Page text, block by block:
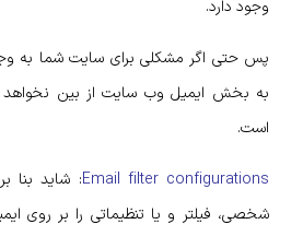
وجود دارد.
پس حتی اگر مشکلی برای سایت شما به
به بخش ایمیل وب سایت از بین
است.
Email filter configurations: شاید بنا
شخصی، فیلتر و یا تنظیماتی را بر روی